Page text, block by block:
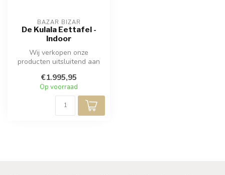
BAZAR BIZAR
De Kulala Eettafel -
Indoor
Wij verkopen onze
producten uitsluitend aan
van onze (...
€1.995,95
Op voorraad